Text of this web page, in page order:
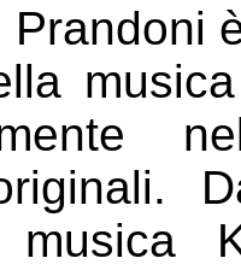
Prandoni